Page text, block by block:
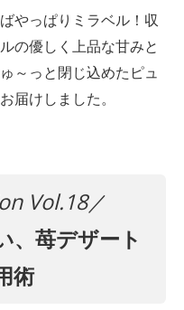
やっぱりミラベル！収
の優しく上品な甘みと
～っと閉じ込めたピュ
届けしました。
Vol.18／
、苺デザート
術